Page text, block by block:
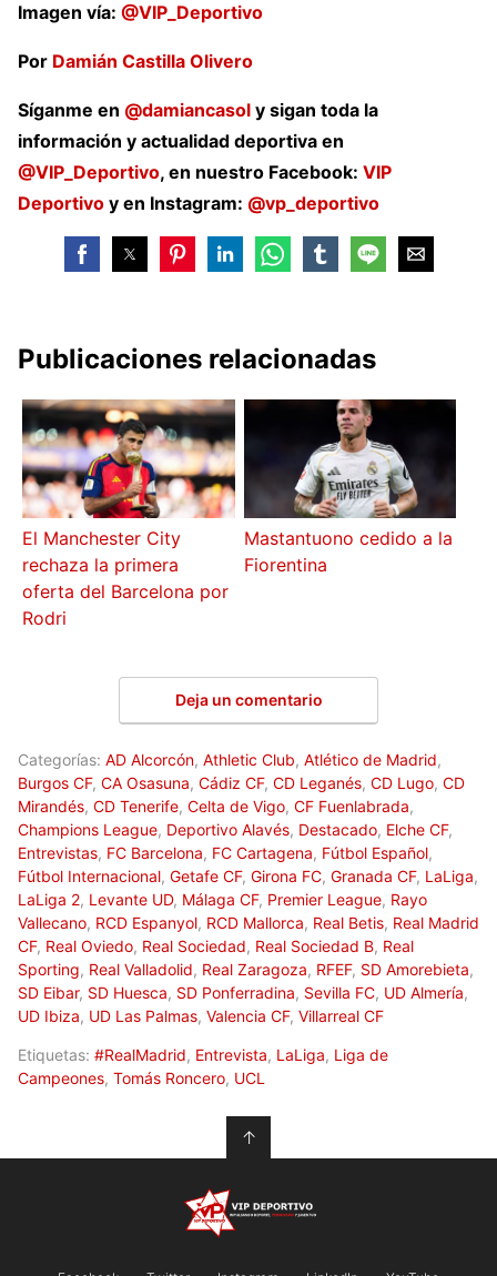
Imagen vía: @VIP_Deportivo
Por Damián Castilla Olivero
Síganme en @damiancasol y sigan toda la
información y actualidad deportiva en
@VIP_Deportivo, en nuestro Facebook: VIP
Deportivo y en Instagram: @vp_deportivo
Publicaciones relacionadas
El Manchester City
rechaza la primera
oferta del Barcelona por
Rodri
Mastantuono cedido a la
Fiorentina
Deja un comentario
Categorías: AD Alcorcón, Athletic Club, Atlético de Madrid,
Burgos CF, CA Osasuna, Cádiz CF, CD Leganés, CD Lugo, CD
Mirandés, CD Tenerife, Celta de Vigo, CF Fuenlabrada,
Champions League, Deportivo Alavés, Destacado, Elche CF,
Entrevistas, FC Barcelona, FC Cartagena, Fútbol Español,
Fútbol Internacional, Getafe CF, Girona FC, Granada CF, LaLiga,
LaLiga 2, Levante UD, Málaga CF, Premier League, Rayo
Vallecano, RCD Espanyol, RCD Mallorca, Real Betis, Real Madrid
CF, Real Oviedo, Real Sociedad, Real Sociedad B, Real
Sporting, Real Valladolid, Real Zaragoza, RFEF, SD Amorebieta,
SD Eibar, SD Huesca, SD Ponferradina, Sevilla FC, UD Almería,
UD Ibiza, UD Las Palmas, Valencia CF, Villarreal CF
Etiquetas: #RealMadrid, Entrevista, LaLiga, Liga de
Campeones, Tomás Roncero, UCL
↑